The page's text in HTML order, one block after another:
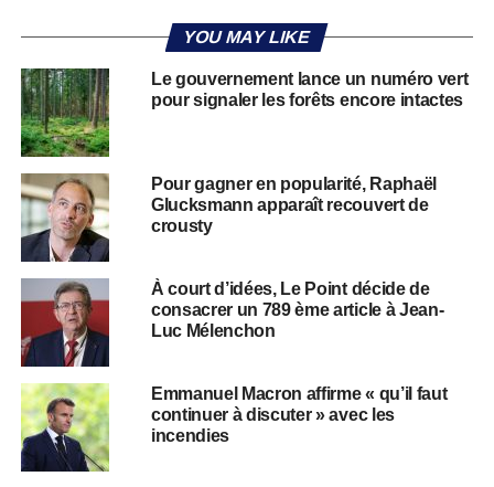
YOU MAY LIKE
Le gouvernement lance un numéro vert
pour signaler les forêts encore intactes
Pour gagner en popularité, Raphaël
Glucksmann apparaît recouvert de
crousty
À court d’idées, Le Point décide de
consacrer un 789 ème article à Jean-
Luc Mélenchon
Emmanuel Macron affirme « qu’il faut
continuer à discuter » avec les
incendies